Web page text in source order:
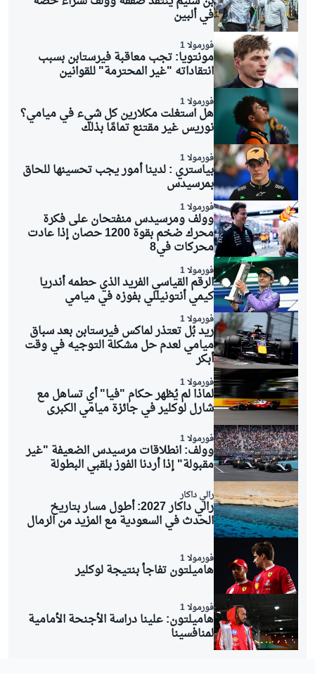
في ألبين
فورمولا 1
مونتويا: تجب معاقبة فيرستابن بسبب
انتقاداته "غير المحترمة" للقوانين
فورمولا 1
هل استغلت مكلارين كل شيء في ميامي؟
نوريس غير مقتنع تمامًا بذلك
فورمولا 1
بياستري : لدينا أمور يجب تحسينها للحاق
بمرسيدس
فورمولا 1
وولف ومرسيدس منفتحان على فكرة
محرك ضخم بقوة 1200 حصان إذا عادت
محركات في8
فورمولا 1
الرقم القياسي الفريد الذي حطمه أندريا
كيمي أنتونيللي بفوزه في ميامي
فورمولا 1
ريد بُل تعتذر لماكس فيرستابن بعد سباق
ميامي لعدم حل مشكلة التوجيه في وقت
أبكر
فورمولا 1
لماذا لم يُظهر حكام "فيا" أي تساهل مع
شارل لوكلير في جائزة ميامي الكبرى
فورمولا 1
وولف: انطلاقات مرسيدس الضعيفة "غير
مقبولة" إذا أردنا الفوز بلقبي البطولة
رالي داكار
رالي داكار 2027: أطول مسار بتاريخ
الحدث في السعودية مع المزيد من الرمال
فورمولا 1
هاميلتون تفاجأ بنتيجة لوكلير
فورمولا 1
هاميلتون: علينا دراسة الأجنحة الأمامية
لمنافسينا